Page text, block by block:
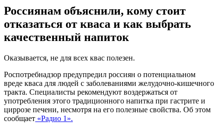
Россиянам объяснили, кому стоит
отказаться от кваса и как выбрать
качественный напиток
Оказывается, не для всех квас полезен.
Роспотребнадзор предупредил россиян о потенциальном
вреде кваса для людей с заболеваниями желудочно-кишечного
тракта. Специалисты рекомендуют воздержаться от
употребления этого традиционного напитка при гастрите и
циррозе печени, несмотря на его полезные свойства. Об этом
сообщает «Радио 1».